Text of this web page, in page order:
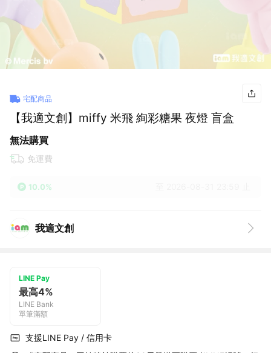
宅配商品
【我適文創】miffy 米飛 絢彩糖果 夜燈 盲盒
無法購買
免運費
10.0%
我適文創
LINE Pay
最高4%
LINE Bank
單筆滿額
支援LINE Pay / 信用卡